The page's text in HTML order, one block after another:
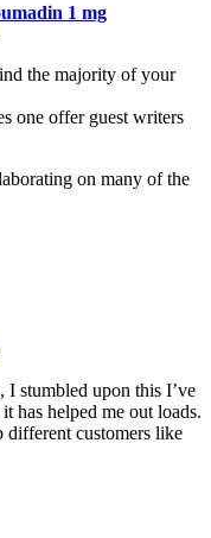
1 mg
the majority of your
one offer guest writers
on many of the
I stumbled upon this I’ve
has helped me out loads.
customers like